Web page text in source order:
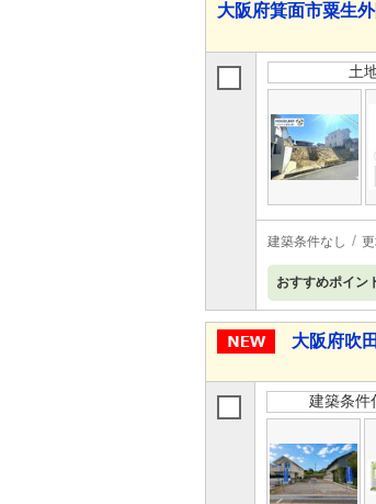
大阪府箕面市粟生
土
建築条件なし
おすすめポイン
大阪府吹
建築条件